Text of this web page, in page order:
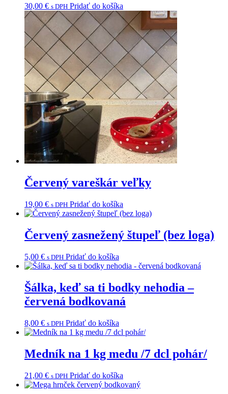
30,00 € s DPH Pridať do košíka
Červený vareškár veľky
19,00 € s DPH Pridať do košíka
Červený zasnežený štupeľ (bez loga)
5,00 € s DPH Pridať do košíka
Šálka, keď sa ti bodky nehodia –
červená bodkovaná
8,00 € s DPH Pridať do košíka
Medník na 1 kg medu /7 dcl pohár/
21,00 € s DPH Pridať do košíka